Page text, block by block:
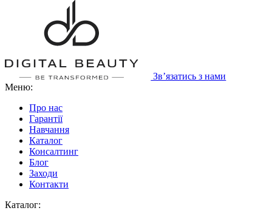
Зв’язатись з нами
Меню:
Про нас
Гарантії
Навчання
Каталог
Консалтинг
Блог
Заходи
Контакти
Каталог: